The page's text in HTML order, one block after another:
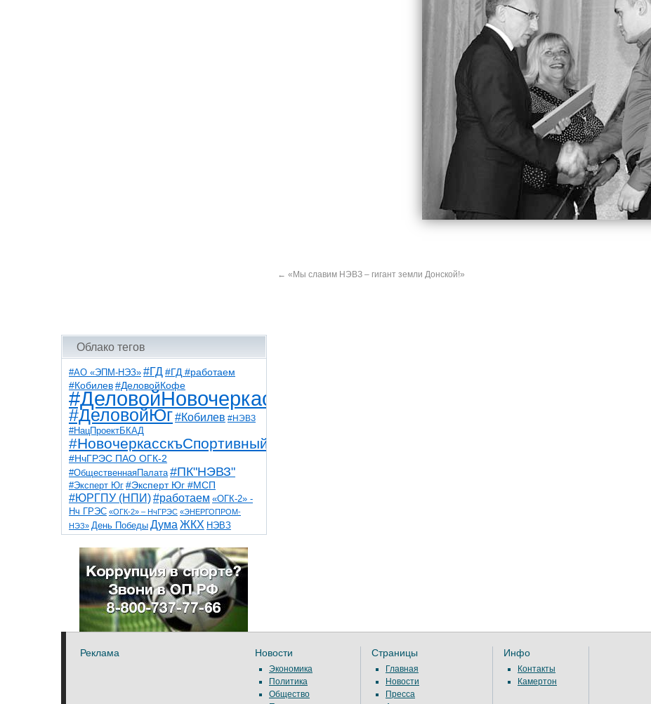
Облако тегов
#АО «ЭПМ-НЭЗ» #ГД #ГД #работаем
#Кобилев #ДеловойКофе
#ДеловойНовочеркасск
#ДеловойЮг#Кобилев #НЭВЗ
#НацПроектБКАД
#НовочеркасскъСпортивный
#НчГРЭС ПАО ОГК-2
#ОбщественнаяПалата #ПК"НЭВЗ"
#Эксперт Юг #Эксперт Юг #МСП
#ЮРГПУ (НПИ)#работаем «ОГК-2» -
Нч ГРЭС «ОГК-2» – НчГРЭС «ЭНЕРГОПРОМ-
НЭЗ» День Победы Дума ЖКХ НЭВЗ
НчГРЭС ТНТ
благоустройствоветераны выборы
детидороги казаки коррупция космос
общественная палата парк пожар роща
спорт театр транспорт художники
← «Мы славим НЭВЗ – гигант земли Донской!»
Реклама Новости
Экономика
Политика
Общество
Страницы
Главная
Новости
Пресса
Инфо
Контакты
Камертон